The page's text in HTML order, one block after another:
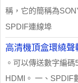
稱，它的簡稱為
SPDIF連線埠
高清機頂盒環繞聲
。可以傳送數字編
HDMI。 一、SPDIF